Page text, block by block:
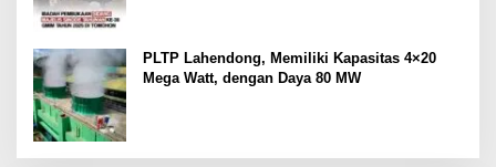
PLTP Lahendong, Memiliki Kapasitas 4×20
Mega Watt, dengan Daya 80 MW